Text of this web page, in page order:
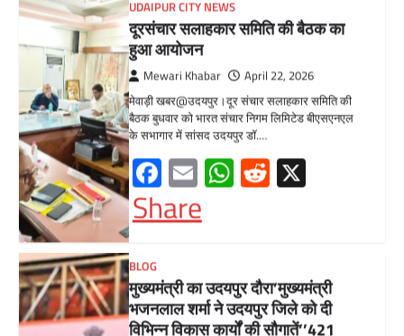
BLOG
मुख्यमंत्री का उदयपुर दौरा’मुख्यमंत्री
भजनलाल शर्मा ने उदयपुर जिले को दी
विभिन्न विकास कार्यों की सौगातें’’421
करोड़ रुपये के कार्यों का किया लोकार्पण एवं
शिलान्यास’’महत्वाकांक्षी जल परियोजनाओं
पर हो रहा तेजी से काम’
Mewari Khabar August 2, 2026
मेवाड़ी खबर@उदयपुर/जयपुर। मुख्यमंत्री भजनलाल शर्मा
ने कहा कि राज्य सरकार ने राजस्थान के विकास का
रोडमैप बनाया, जिसके तहत पानी,…
Facebook
EmailWhatsApp
Reddit
X
Share